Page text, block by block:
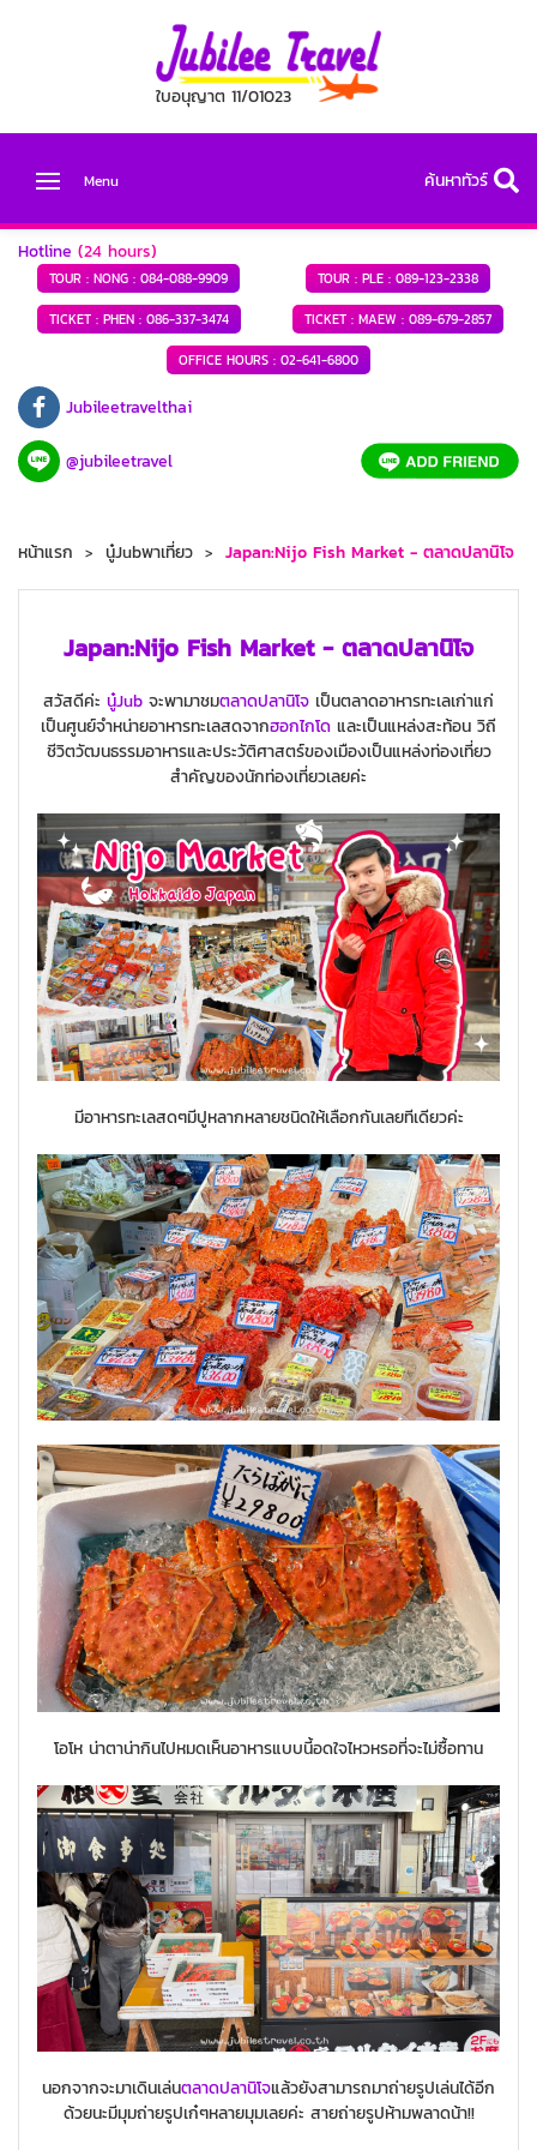
ใบอนุญาต 11/01023
Menu ค้นหาทัวร์
Hotline (24 hours)
TOUR : NONG : 084-088-9909 TOUR : PLE : 089-123-2338
TICKET : PHEN :086-337-3474 TICKET : MAEW : 089-679-2857
OFFICE HOURS : 02-641-6800
Jubileetravelthai
@jubileetravel
หน้าแรก นู๋Jubพาเที่ยว Japan:Nijo Fish Market - ตลาดปลานิโจ
Japan:Nijo Fish Market - ตลาดปลานิโจ
สวัสดีค่ะ นู๋Jub จะพามาชมตลาดปลานิโจ เป็นตลาดอาหารทะเลเก่าแก่
เป็นศูนย์จำหน่ายอาหารทะเลสดจากฮอกไกโด และเป็นแหล่งสะท้อน วิถี
ชีวิตวัฒนธรรมอาหารและประวัติศาสตร์ของเมืองเป็นแหล่งท่องเที่ยว
สำคัญของนักท่องเที่ยวเลยค่ะ
มีอาหารทะเลสดๆมีปูหลากหลายชนิดให้เลือกกันเลยทีเดียวค่ะ
โอโห น่าตาน่ากินไปหมดเห็นอาหารแบบนี้อดใจไหวหรอที่จะไม่ซื้อทาน
นอกจากจะมาเดินเล่นตลาดปลานิโจแล้วยังสามารถมาถ่ายรูปเล่นได้อีก
ด้วยนะมีมุมถ่ายรูปเก๋ๆหลายมุมเลยค่ะ สายถ่ายรูปห้ามพลาดน้า!!